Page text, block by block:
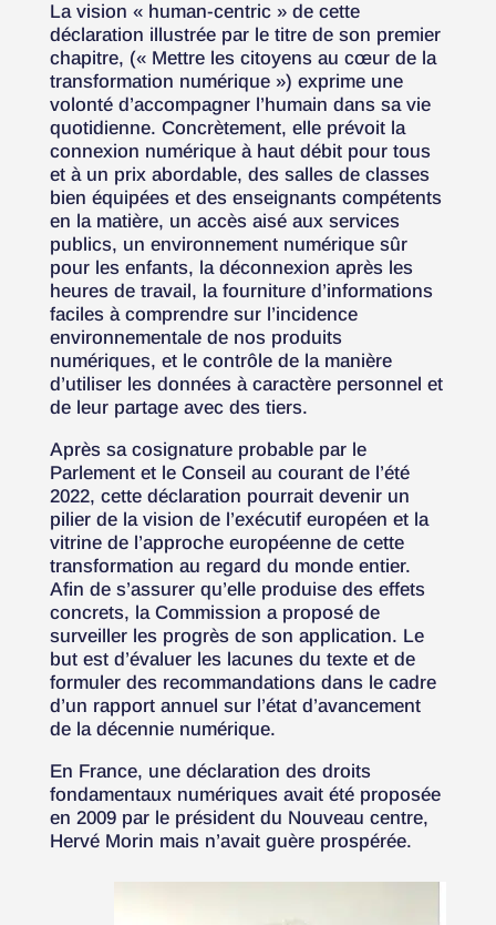
La vision « human-centric » de cette
déclaration illustrée par le titre de son premier
chapitre, (« Mettre les citoyens au cœur de la
transformation numérique ») exprime une
volonté d’accompagner l’humain dans sa vie
quotidienne. Concrètement, elle prévoit la
connexion numérique à haut débit pour tous
et à un prix abordable, des salles de classes
bien équipées et des enseignants compétents
en la matière, un accès aisé aux services
publics, un environnement numérique sûr
pour les enfants, la déconnexion après les
heures de travail, la fourniture d’informations
faciles à comprendre sur l’incidence
environnementale de nos produits
numériques, et le contrôle de la manière
d’utiliser les données à caractère personnel et
de leur partage avec des tiers.
Après sa cosignature probable par le
Parlement et le Conseil au courant de l’été
2022, cette déclaration pourrait devenir un
pilier de la vision de l’exécutif européen et la
vitrine de l’approche européenne de cette
transformation au regard du monde entier.
Afin de s’assurer qu’elle produise des effets
concrets, la Commission a proposé de
surveiller les progrès de son application. Le
but est d’évaluer les lacunes du texte et de
formuler des recommandations dans le cadre
d’un rapport annuel sur l’état d’avancement
de la décennie numérique.
En France, une déclaration des droits
fondamentaux numériques avait été proposée
en 2009 par le président du Nouveau centre,
Hervé Morin mais n’avait guère prospérée.